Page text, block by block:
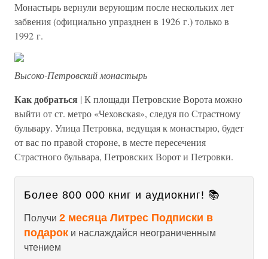
Монастырь вернули верующим после нескольких лет
забвения (официально упразднен в 1926 г.) только в
1992 г.
Высоко-Петровский монастырь
Как добраться | К площади Петровские Ворота можно
выйти от ст. метро «Чеховская», следуя по Страстному
бульвару. Улица Петровка, ведущая к монастырю, будет
от вас по правой стороне, в месте пересечения
Страстного бульвара, Петровских Ворот и Петровки.
Более 800 000 книг и аудиокниг! 📚
Получи 2 месяца Литрес Подписки в
подарок и наслаждайся неограниченным
чтением